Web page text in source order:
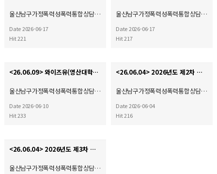
울산남구가정폭력성폭력통합상담…
Date 2026-06-17
Hit 221
울산남구가정폭력성폭력통합상담…
Date 2026-06-17
Hit 217
<26.06.09> 와이즈유(영산대학교) 부울경 사회복지·평생교육 기관 협회 2026학년도 산학협력 협약체결…
울산남구가정폭력성폭력통합상담…
Date 2026-06-10
Hit 233
<26.06.04> 2026년도 제2차 운영위원회
울산남구가정폭력성폭력통합상담…
Date 2026-06-04
Hit 216
<26.06.04> 2026년도 제3차 사회복지현장실습 종결식
울산남구가정폭력성폭력통합상담…